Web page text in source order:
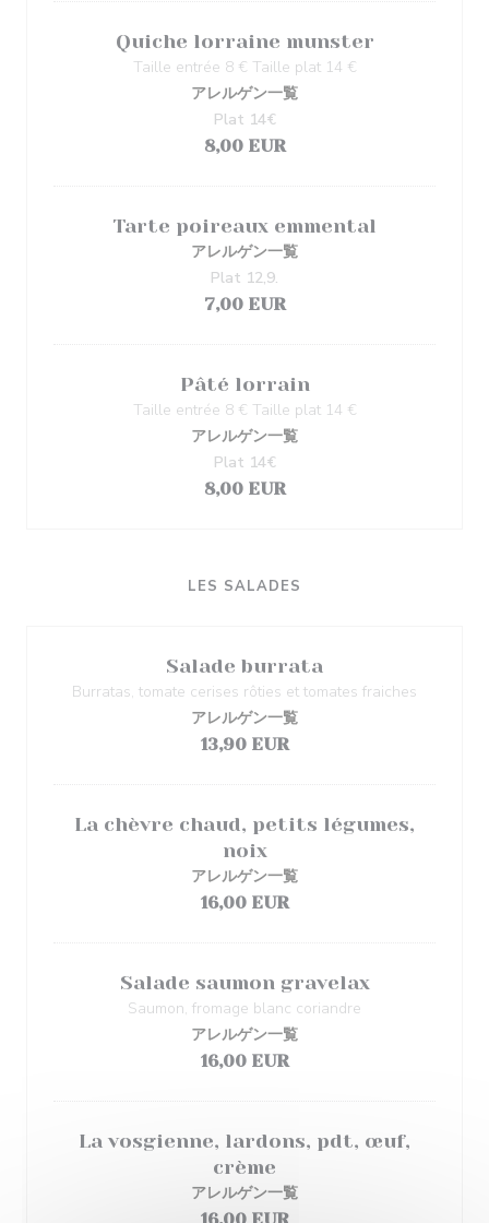
Quiche lorraine munster
Taille entrée 8 € Taille plat 14 €
アレルゲン一覧
8,00 EUR
Plat 14€
Tarte poireaux emmental
アレルゲン一覧
7,00 EUR
Plat 12,9.
Pâté lorrain
Taille entrée 8 € Taille plat 14 €
アレルゲン一覧
8,00 EUR
Plat 14€
LES SALADES
Salade burrata
Burratas, tomate cerises rôties et tomates fraiches
アレルゲン一覧
13,90 EUR
La chèvre chaud, petits légumes,
noix
アレルゲン一覧
16,00 EUR
Salade saumon gravelax
Saumon, fromage blanc coriandre
アレルゲン一覧
16,00 EUR
La vosgienne, lardons, pdt, œuf,
crème
アレルゲン一覧